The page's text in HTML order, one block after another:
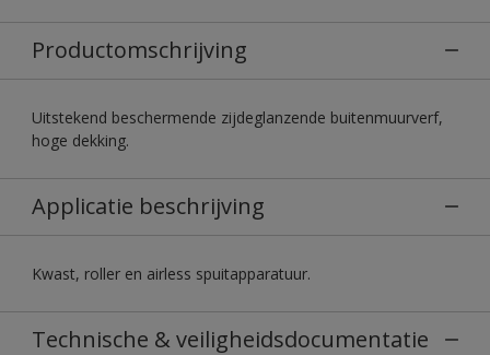
Productomschrijving
Uitstekend beschermende zijdeglanzende buitenmuurverf,
hoge dekking.
Applicatie beschrijving
Kwast, roller en airless spuitapparatuur.
Technische & veiligheidsdocumentatie